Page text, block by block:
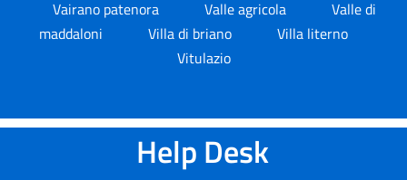
Vairano patenora
Valle agricola
Valle di
maddaloni
Villa di briano
Villa literno
Vitulazio
Help Desk